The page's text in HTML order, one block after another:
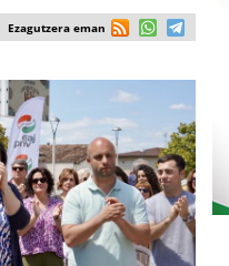
Ezagutzera eman